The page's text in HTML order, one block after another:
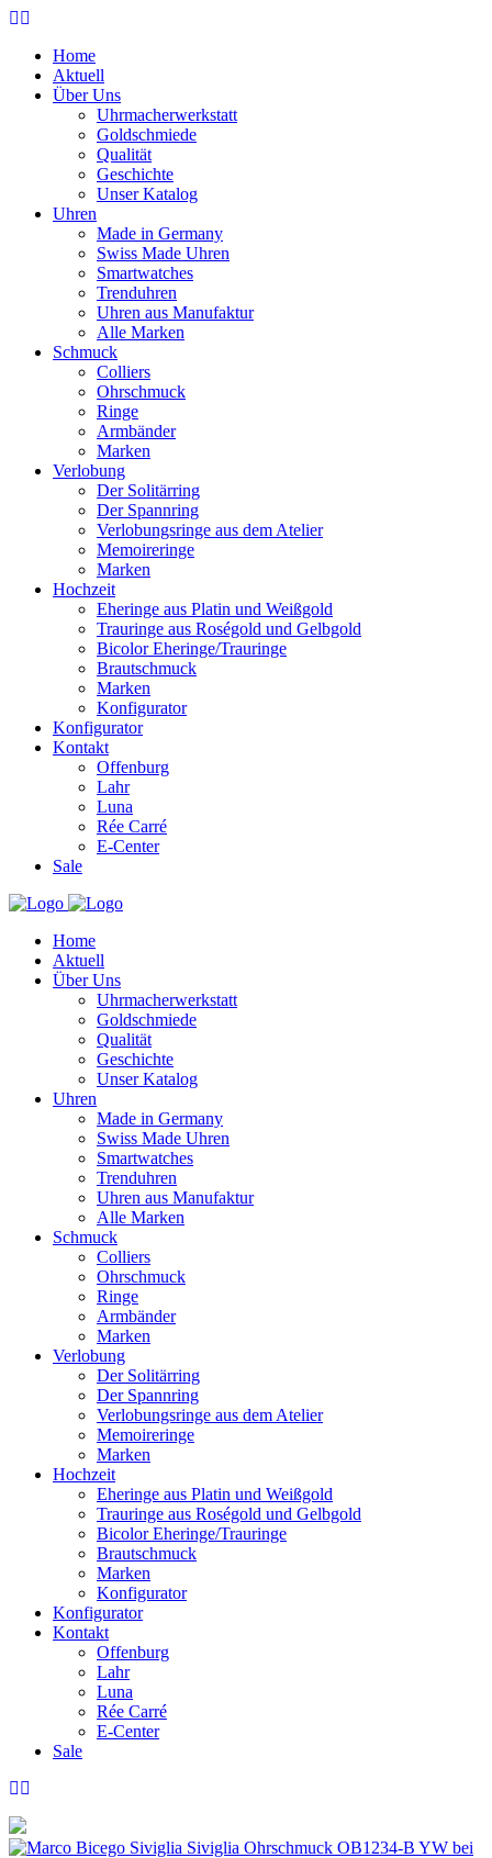
Home
Aktuell
Über Uns
Uhrmacherwerkstatt
Goldschmiede
Qualität
Geschichte
Unser Katalog
Uhren
Made in Germany
Swiss Made Uhren
Smartwatches
Trenduhren
Uhren aus Manufaktur
Alle Marken
Schmuck
Colliers
Ohrschmuck
Ringe
Armbänder
Marken
Verlobung
Der Solitärring
Der Spannring
Verlobungsringe aus dem Atelier
Memoireringe
Marken
Hochzeit
Eheringe aus Platin und Weißgold
Trauringe aus Roségold und Gelbgold
Bicolor Eheringe/Trauringe
Brautschmuck
Marken
Konfigurator
Konfigurator
Kontakt
Offenburg
Lahr
Luna
Rée Carré
E-Center
Sale
Home
Aktuell
Über Uns
Uhrmacherwerkstatt
Goldschmiede
Qualität
Geschichte
Unser Katalog
Uhren
Made in Germany
Swiss Made Uhren
Smartwatches
Trenduhren
Uhren aus Manufaktur
Alle Marken
Schmuck
Colliers
Ohrschmuck
Ringe
Armbänder
Marken
Verlobung
Der Solitärring
Der Spannring
Verlobungsringe aus dem Atelier
Memoireringe
Marken
Hochzeit
Eheringe aus Platin und Weißgold
Trauringe aus Roségold und Gelbgold
Bicolor Eheringe/Trauringe
Brautschmuck
Marken
Konfigurator
Konfigurator
Kontakt
Offenburg
Lahr
Luna
Rée Carré
E-Center
Sale